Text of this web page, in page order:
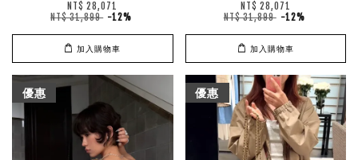
NT$ 28,071
NT$ 31,899 -12%
加入購物車
NT$ 28,071
NT$ 31,899 -12%
加入購物車
優惠 優惠